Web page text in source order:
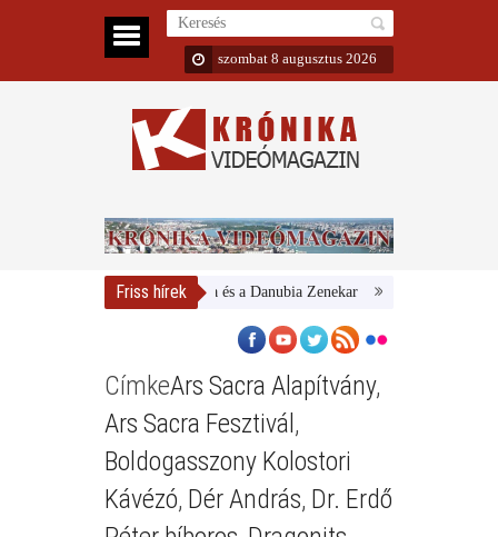
szombat 8 augusztus 2026
Friss hírek
Magyar Nemzeti Galéria és a Danubia Zenekar Bemutatta 2024/25-ös
CímkeArs Sacra Alapítvány,
Ars Sacra Fesztivál ,
Boldogasszony Kolostori
Kávézó, Dér András, Dr. Erdő